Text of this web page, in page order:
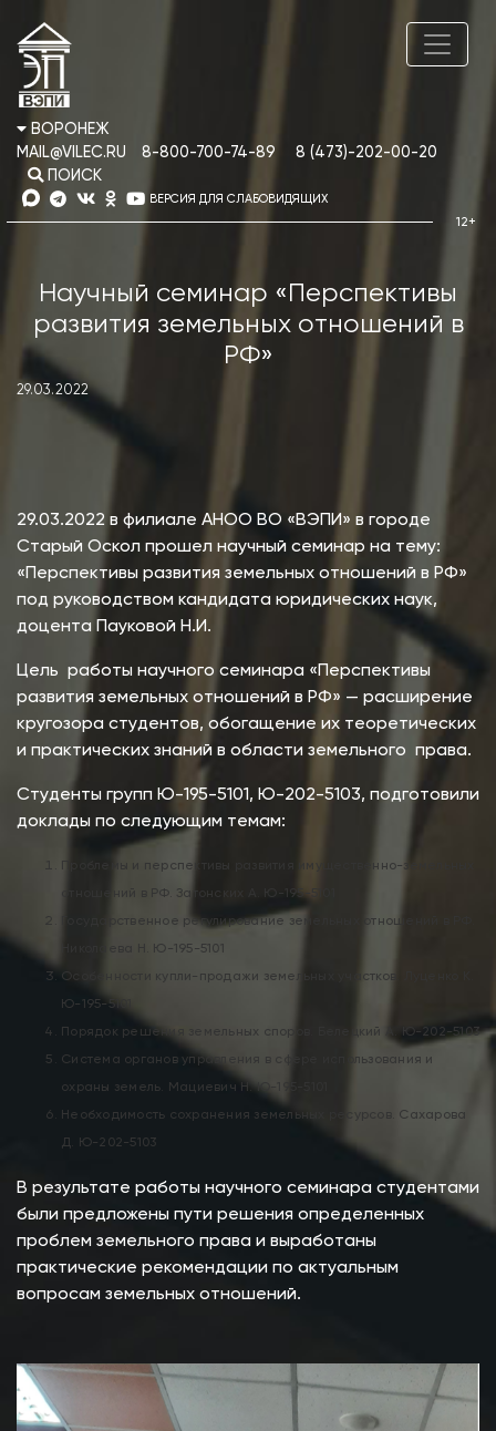
ВОРОНЕЖ
MAIL@VILEC.RU
8-800-700-74-89
8 (473)-202-00-20
ПОИСК
ВЕРСИЯ ДЛЯ СЛАБОВИДЯЩИХ
Научный семинар «Перспективы
развития земельных отношений в
РФ»
29.03.2022
29.03.2022 в филиале АНОО ВО «ВЭПИ» в городе
Старый Оскол прошел научный семинар на тему:
«Перспективы развития земельных отношений в РФ»
под руководством кандидата юридических наук,
доцента Пауковой Н.И.
Цель работы научного семинара «Перспективы
развития земельных отношений в РФ» — расширение
кругозора студентов, обогащение их теоретических
и практических знаний в области земельного права.
Студенты групп Ю-195-5101, Ю-202-5103, подготовили
доклады по следующим темам:
Проблемы и перспективы развития имущественно-земельных
отношений в РФ. Затонских А. Ю-195-5101
Государственное регулирование земельных отношений в РФ.
Николаева Н. Ю-195-5101
Особенности купли-продажи земельных участков. Луценко К.
Ю-195-5101
Порядок решения земельных споров. Белецкий А. Ю-202-5103
Система органов управления в сфере использования и
охраны земель. Мациевич Н. Ю-195-5101
Необходимость сохранения земельных ресурсов. Сахарова
Д. Ю-202-5103
В результате работы научного семинара студентами
были предложены пути решения определенных
проблем земельного права и выработаны
практические рекомендации по актуальным
вопросам земельных отношений.